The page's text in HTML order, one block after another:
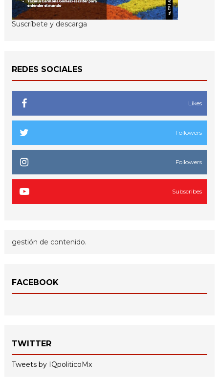
Suscríbete y descarga
REDES SOCIALES
Likes
Followers
Followers
Subscribes
gestión de contenido.
FACEBOOK
TWITTER
Tweets by IQpoliticoMx